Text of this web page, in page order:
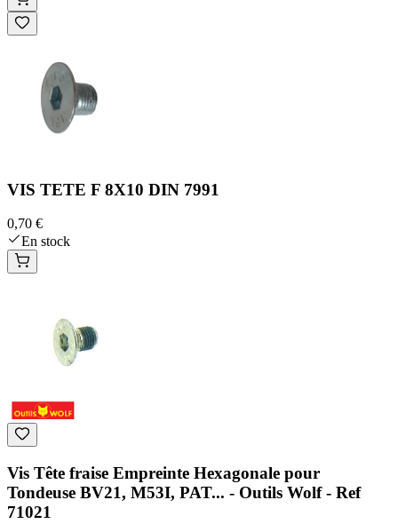
VIS TETE F 8X10 DIN 7991
0,70 €
En stock
Vis Tête fraise Empreinte Hexagonale pour
Tondeuse BV21, M53I, PAT... - Outils Wolf - Ref
71021